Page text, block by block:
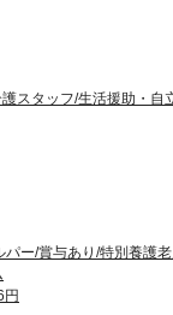
スタッフ/生活援助・自
ー/賞与あり/特別養護
円